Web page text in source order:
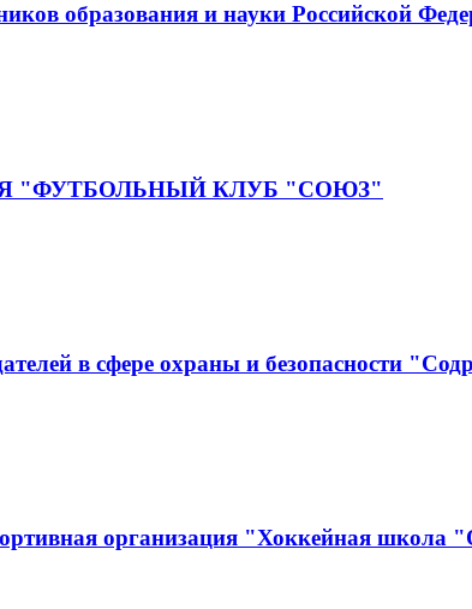
образования и науки Российской
"ФУТБОЛЬНЫЙ КЛУБ "СОЮЗ"
в сфере охраны и безопасности
организация "Хоккейная школа